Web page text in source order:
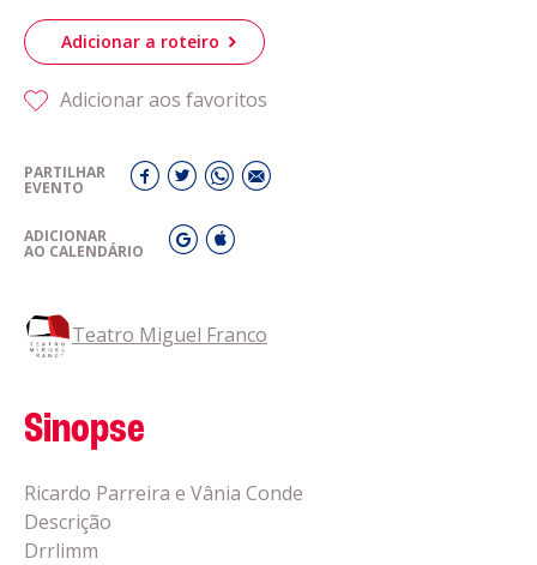
Adicionar a roteiro
Adicionar aos favoritos
PARTILHAR
EVENTO
ADICIONAR
AO CALENDÁRIO
Teatro Miguel Franco
Sinopse
Ricardo Parreira e Vânia Conde
Descrição
Drrlimm